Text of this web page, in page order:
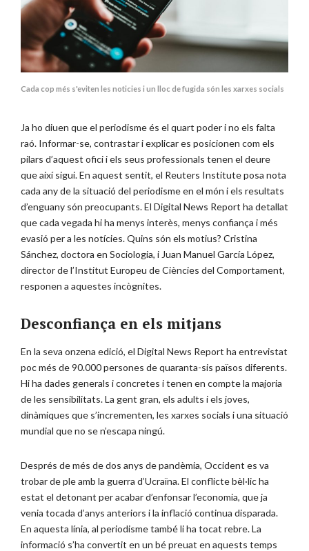
Cada cop més s'eviten les noticies i un lloc de fugida són les xarxes socials
Ja ho diuen que el periodisme és el quart poder i no els falta
raó. Informar-se, contrastar i explicar es posicionen com els
pilars d’aquest ofici i els seus professionals tenen el deure
que així sigui. En aquest sentit, el Reuters Institute posa nota
cada any de la situació del periodisme en el món i els resultats
d’enguany són preocupants. El Digital News Report ha detallat
que cada vegada hi ha menys interès, menys confiança i més
evasió per a les notícies. Quins són els motius? Cristina
Sánchez, doctora en Sociologia, i Juan Manuel García López,
director de l’Institut Europeu de Ciències del Comportament,
responen a aquestes incògnites.
Desconfiança en els mitjans
En la seva onzena edició, el Digital News Report ha entrevistat
poc més de 90.000 persones de quaranta-sis països diferents.
Hi ha dades generals i concretes i tenen en compte la majoria
de les sensibilitats. La gent gran, els adults i els joves,
dinàmiques que s’incrementen, les xarxes socials i una situació
mundial que no se n’escapa ningú.
Després de més de dos anys de pandèmia, Occident es va
trobar de ple amb la guerra d’Ucraïna. El conflicte bèl·lic ha
estat el detonant per acabar d’enfonsar l’economia, que ja
venia tocada d’anys anteriors i la inflació continua disparada.
En aquesta línia, al periodisme també li ha tocat rebre. La
informació s’ha convertit en un bé preuat en aquests temps